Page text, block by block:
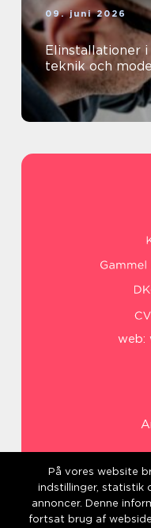
09. juni 2026
Elinstallationer i
teknik och
web:
På vores website
indstillinger, statistik
annoncer. Denne
fortsat brug af